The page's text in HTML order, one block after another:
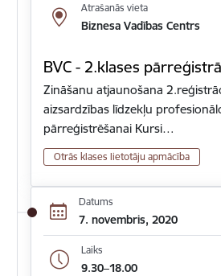
Atrašanās vieta
Biznesa Vadības Centrs
BVC - 2.klases
Zināšanu atjaunošana
aizsardzības līdzekļu
pārreģistrēšanai Kursi…
Otrās klases lietotāju apmācība
Datums
7. novembris, 2020
Laiks
9.30–18.00